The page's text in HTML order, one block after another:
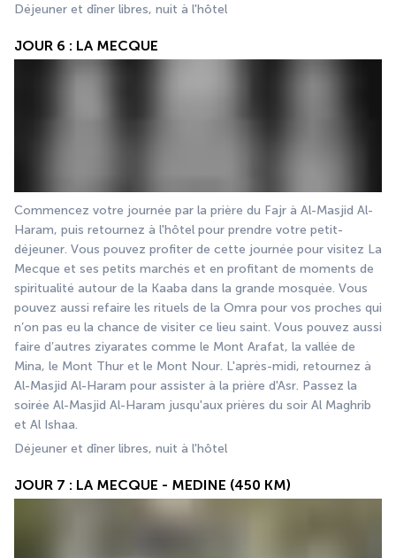
Déjeuner et dîner libres, nuit à l'hôtel
JOUR 6 : LA MECQUE
Commencez votre journée par la prière du Fajr à Al-Masjid Al-
Haram, puis retournez à l'hôtel pour prendre votre petit-
déjeuner. Vous pouvez profiter de cette journée pour visitez La
Mecque et ses petits marchés et en profitant de moments de
spiritualité autour de la Kaaba dans la grande mosquée. Vous
pouvez aussi refaire les rituels de la Omra pour vos proches qui
n’on pas eu la chance de visiter ce lieu saint. Vous pouvez aussi
faire d’autres ziyarates comme le Mont Arafat, la vallée de
Mina, le Mont Thur et le Mont Nour. L'après-midi, retournez à
Al-Masjid Al-Haram pour assister à la prière d'Asr. Passez la
soirée Al-Masjid Al-Haram jusqu'aux prières du soir Al Maghrib
et Al Ishaa.
Déjeuner et dîner libres, nuit à l'hôtel
JOUR 7 : LA MECQUE - MEDINE (450 KM)